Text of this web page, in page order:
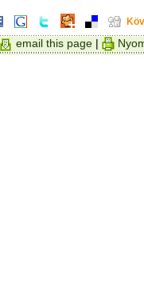
email this page |